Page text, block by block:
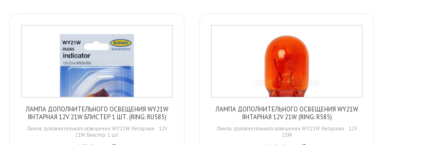
ЛАМПА ДОПОЛНИТЕЛЬНОГО ОСВЕЩЕНИЯ WY21W
ЯНТАРНАЯ 12V 21W БЛИСТЕР 1 ШТ. (RING: RU585)
Лампа дополнительного освещения WY21W Янтарная 12V
21W Блистер 1 шт.
ЛАМПА ДОПОЛНИТЕЛЬНОГО ОСВЕЩЕНИЯ WY21W
ЯНТАРНАЯ 12V 21W (RING: R585)
Лампа дополнительного освещения WY21W Янтарная 12V
21W